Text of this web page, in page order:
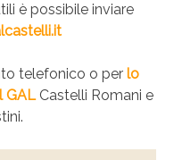
è possibile inviare
telefonico o per lo
GALCastelli Romani e